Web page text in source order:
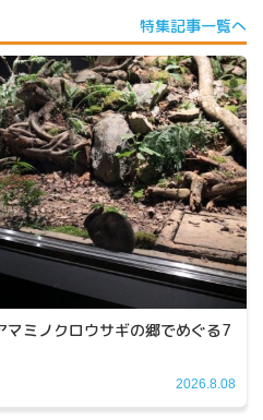
特集記事一覧へ
マミノクロウサギの郷でめぐる7
2026.8.08